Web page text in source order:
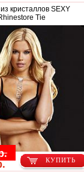
из кристаллов SEXY
Tie
КУПИТЬ